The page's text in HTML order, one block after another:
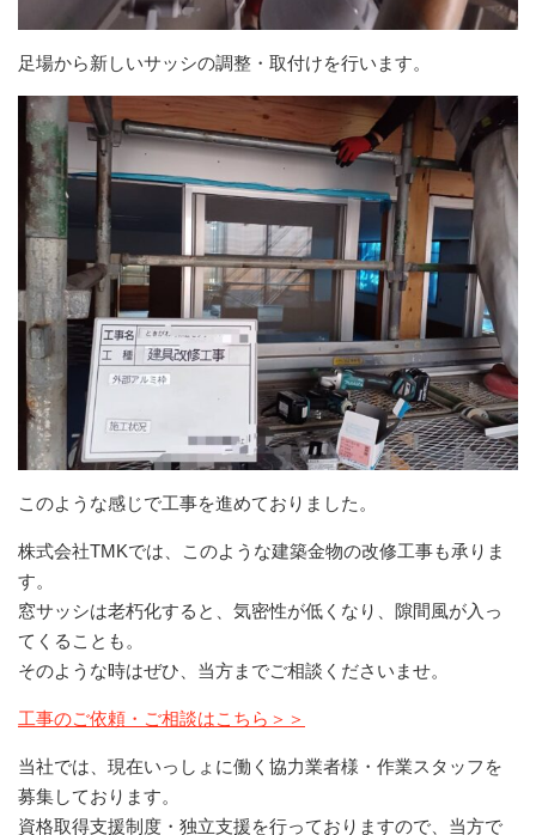
足場から新しいサッシの調整・取付けを行います。
このような感じで工事を進めておりました。
株式会社TMKでは、このような建築金物の改修工事も承りま
す。
窓サッシは老朽化すると、気密性が低くなり、隙間風が入っ
てくることも。
そのような時はぜひ、当方までご相談くださいませ。
工事のご依頼・ご相談はこちら＞＞
当社では、現在いっしょに働く協力業者様・作業スタッフを
募集しております。
資格取得支援制度・独立支援を行っておりますので、当方で